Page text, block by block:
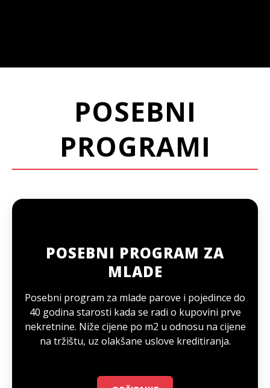
POSEBNI
PROGRAMI
POSEBNI PROGRAM ZA
MLADE
Posebni program za mlade parove i pojedince do
40 godina starosti kada se radi o kupovini prve
nekretnine. Niže cijene po m2 u odnosu na cijene
na tržištu, uz olakšane uslove kreditiranja.